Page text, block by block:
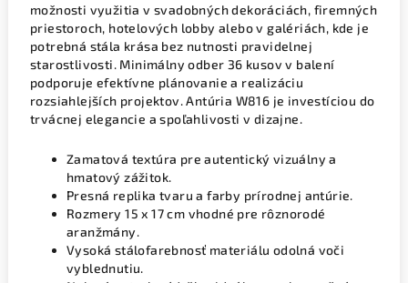
možnosti využitia v svadobných dekoráciách, firemných
priestoroch, hotelových lobby alebo v galériách, kde je
potrebná stála krása bez nutnosti pravidelnej
starostlivosti. Minimálny odber 36 kusov v balení
podporuje efektívne plánovanie a realizáciu
rozsiahlejších projektov. Antúria W816 je investíciou do
trvácnej elegancie a spoľahlivosti v dizajne.
Zamatová textúra pre autentický vizuálny a
hmatový zážitok.
Presná replika tvaru a farby prírodnej antúrie.
Rozmery 15 x 17 cm vhodné pre rôznorodé
aranžmány.
Vysoká stálofarebnosť materiálu odolná voči
vyblednutiu.